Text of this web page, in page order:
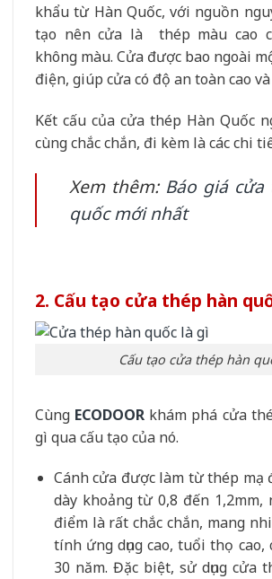
khẩu từ Hàn Quốc, với nguồn
tạo nên cửa là thép màu cao
không màu. Cửa được bao ngoài
điện, giúp cửa có độ an toàn cao
Kết cấu của cửa thép Hàn Quốc
cùng chắc chắn, đi kèm là các chi
Xem thêm: Báo giá
quốc mới nhất
2. Cấu tạo cửa thép hàn
Cấu tạo cửa thép hàn
Cùng ECODOOR khám phá cửa
gì qua cấu tạo của nó.
Cánh cửa được làm từ thép mạ
dày khoảng từ 0,8 đến 1,2mm,
điểm là rất chắc chắn, mang
tính ứng dụng cao, tuổi thọ
30 năm. Đặc biệt, sử dụng cửa